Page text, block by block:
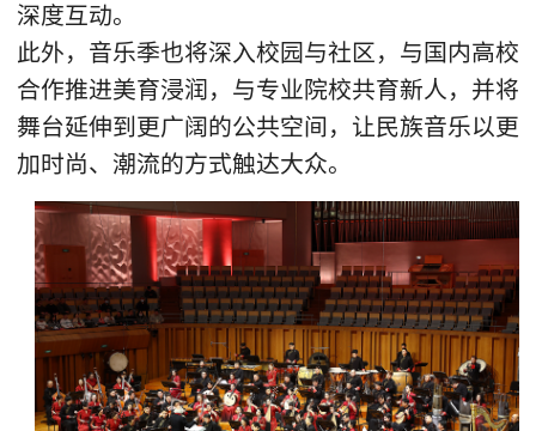
深度互动。
此外，音乐季也将深入校园与社区，与国内高校
合作推进美育浸润，与专业院校共育新人，并将
舞台延伸到更广阔的公共空间，让民族音乐以更
加时尚、潮流的方式触达大众。